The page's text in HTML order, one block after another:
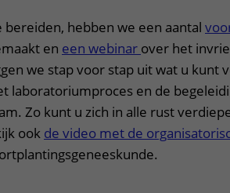
bereiden, hebben we een aantal
en een webinar over het
we stap voor stap uit wat u kunt
laboratoriumproces en de
Zo kunt u zich in alle rust
ook de video met de